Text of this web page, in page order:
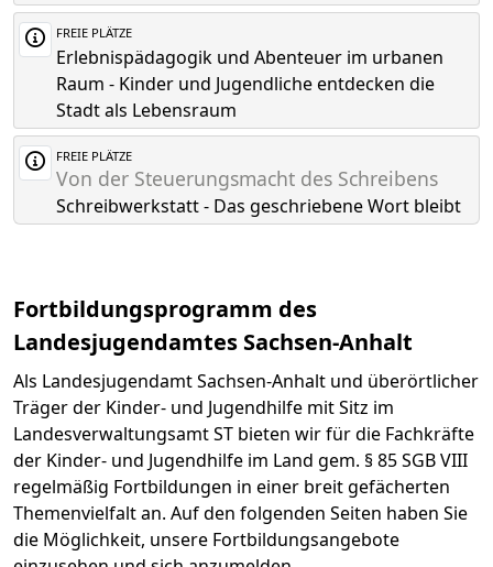
FREIE PLÄTZE
Erlebnispädagogik und Abenteuer im urbanen
Raum - Kinder und Jugendliche entdecken die
Stadt als Lebensraum
FREIE PLÄTZE
Von der Steuerungsmacht des Schreibens
Schreibwerkstatt - Das geschriebene Wort bleibt
Fortbildungsprogramm des
Landesjugendamtes Sachsen-Anhalt
Als Landesjugendamt Sachsen-Anhalt und überörtlicher
Träger der Kinder- und Jugendhilfe mit Sitz im
Landesverwaltungsamt ST bieten wir für die Fachkräfte
der Kinder- und Jugendhilfe im Land gem. § 85 SGB VIII
regelmäßig Fortbildungen in einer breit gefächerten
Themenvielfalt an. Auf den folgenden Seiten haben Sie
die Möglichkeit, unsere Fortbildungsangebote